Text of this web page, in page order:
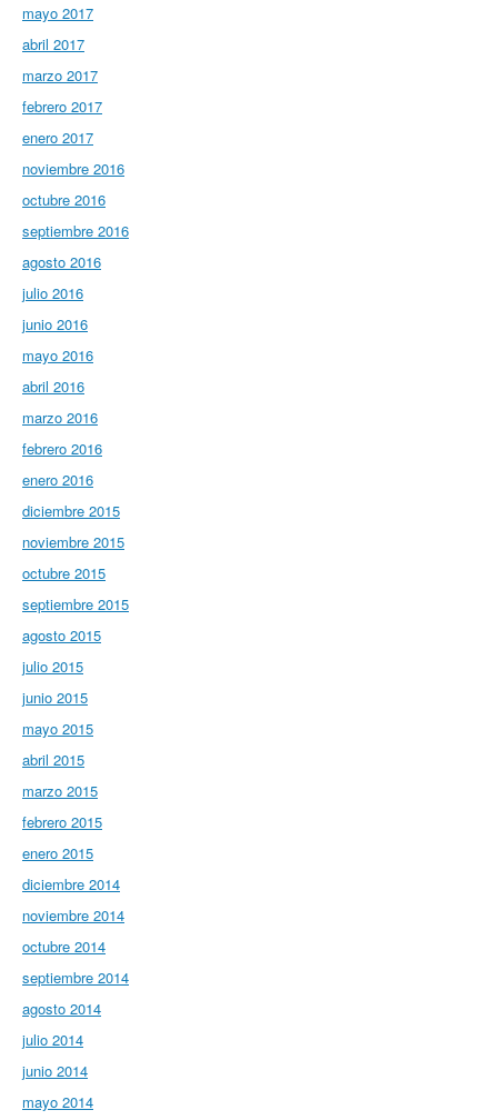
mayo 2017
abril 2017
marzo 2017
febrero 2017
enero 2017
noviembre 2016
octubre 2016
septiembre 2016
agosto 2016
julio 2016
junio 2016
mayo 2016
abril 2016
marzo 2016
febrero 2016
enero 2016
diciembre 2015
noviembre 2015
octubre 2015
septiembre 2015
agosto 2015
julio 2015
junio 2015
mayo 2015
abril 2015
marzo 2015
febrero 2015
enero 2015
diciembre 2014
noviembre 2014
octubre 2014
septiembre 2014
agosto 2014
julio 2014
junio 2014
mayo 2014